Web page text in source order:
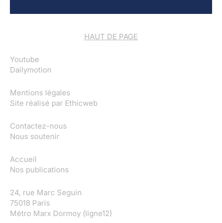
HAUT DE PAGE
Youtube
Dailymotion
Mentions légales
Site réalisé par Ethicweb
Contactez-nous
Nous soutenir
Accueil
Nos publications
24, rue Marc Seguin
75018 Paris
Métro Marx Dormoy (ligne12)